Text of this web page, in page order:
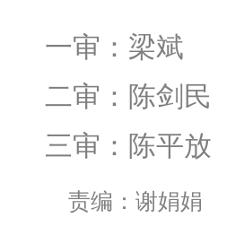
一审：梁斌
二审：陈剑民
三审：陈平放
责编：谢娟娟